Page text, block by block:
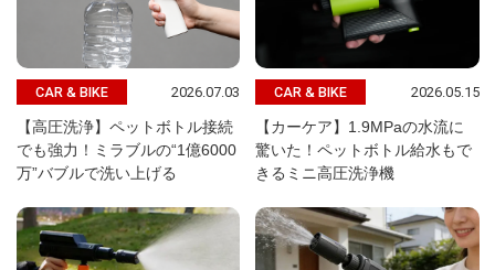
CAR & BIKE 2026.07.03
【高圧洗浄】ペットボトル接続
でも強力！ミラブルの“1億6000
万”バブルで洗い上げる
CAR & BIKE 2026.05.15
【カーケア】1.9MPaの水流に
驚いた！ペットボトル給水もで
きるミニ高圧洗浄機